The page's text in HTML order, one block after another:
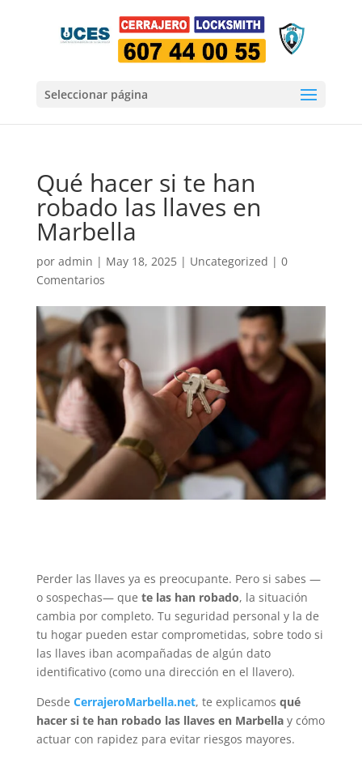
Seleccionar página
Qué hacer si te han
robado las llaves en
Marbella
por admin | May 18, 2025| Uncategorized | 0
Comentarios
Perder las llaves ya es preocupante. Pero si sabes —
o sospechas— que te las han robado, la situación
cambia por completo. Tu seguridad personal y la de
tu hogar pueden estar comprometidas, sobre todo si
las llaves iban acompañadas de algún dato
identificativo (como una dirección en el llavero).
Desde CerrajeroMarbella.net, te explicamos qué
hacer si te han robado las llaves en Marbellay cómo
actuar con rapidez para evitar riesgos mayores.